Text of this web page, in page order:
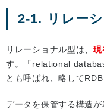
2-1. リレー
リレーショナル型は、 現
す。「relational
とも呼ばれ、略して
データを保管する構造